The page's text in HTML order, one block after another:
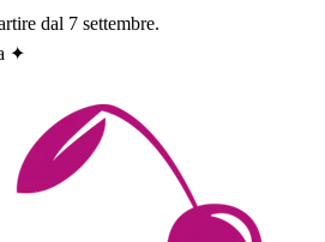
dal 7 settembre.
✦